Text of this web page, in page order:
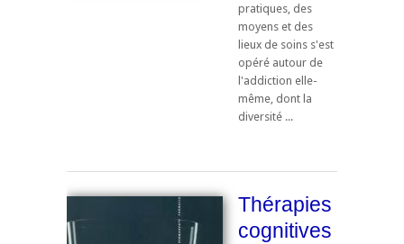
pratiques, des
moyens et des
lieux de soins s'est
opéré autour de
l'addiction elle-
même, dont la
diversité ...
Thérapies
cognitives